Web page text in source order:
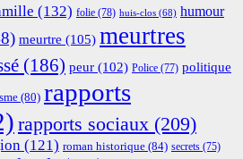
(132) folie (78) huis-clos (68) humour
meurtre (105) meurtres
(186) peur (102) Police (77) politique
(80) rapports
rapports sociaux (209)
(121) roman historique (84) secrets (75)